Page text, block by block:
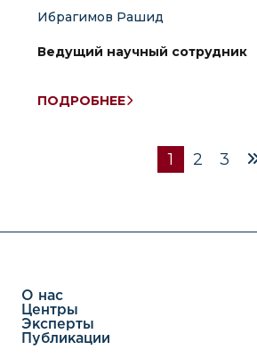
Ибрагимов Рашид
Ведущий научный сотрудник
ПОДРОБНЕЕ
1 2 3
О нас
Центры
Эксперты
Публикации